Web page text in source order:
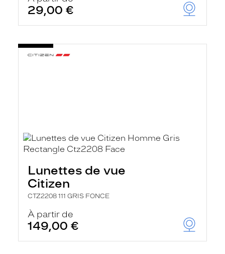
29,00 €
Lunettes de vue
Citizen
CTZ2208 111 GRIS FONCE
À partir de
149,00 €